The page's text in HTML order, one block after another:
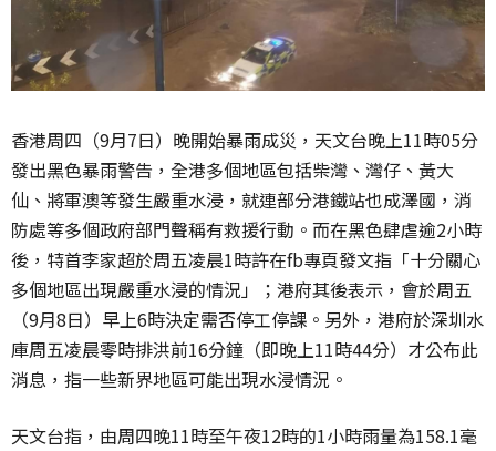
香港周四（9月7日）晚開始暴雨成災，天文台晚上11時05分
發出黑色暴雨警告，全港多個地區包括柴灣、灣仔、黃大
仙、將軍澳等發生嚴重水浸，就連部分港鐵站也成澤國，消
防處等多個政府部門聲稱有救援行動。而在黑色肆虐逾2小時
後，特首李家超於周五凌晨1時許在fb專頁發文指「十分關心
多個地區出現嚴重水浸的情況」；港府其後表示，會於周五
（9月8日）早上6時決定需否停工停課。另外，港府於深圳水
庫周五凌晨零時排洪前16分鐘（即晚上11時44分）才公布此
消息，指一些新界地區可能出現水浸情況。
天文台指，由周四晚11時至午夜12時的1小時雨量為158.1毫